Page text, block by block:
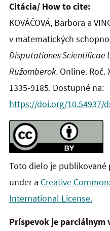
Citácia/ How to cite:
KOVÁČOVÁ, Barbora a
v matematických
Disputationes Scientificae
Ružomberok. Online. Roč.
1335-9185. Dostupné na:
https://doi.org/10.54937/
Toto dielo je publikované
under a Creative
International License.
Príspevok je parciálnym